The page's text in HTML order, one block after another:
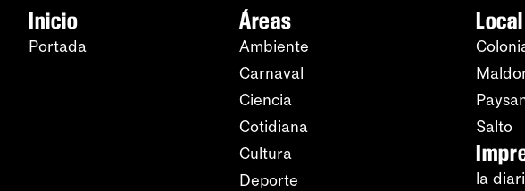
Inicio
Portada
Áreas
Ambiente
Carnaval
Ciencia
Cotidiana
Cultura
Deporte
Local
Salto
la